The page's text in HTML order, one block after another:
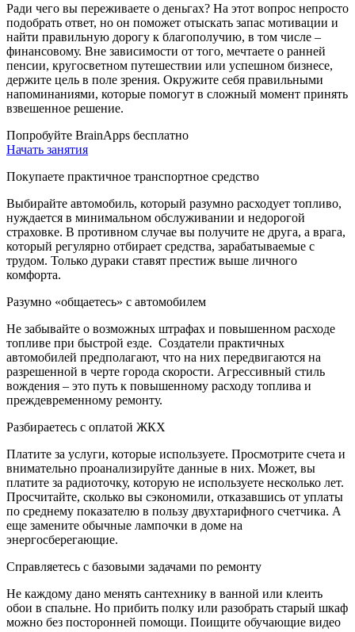
Ради чего вы переживаете о деньгах? На этот вопрос непросто
подобрать ответ, но он поможет отыскать запас мотивации и
найти правильную дорогу к благополучию, в том числе –
финансовому. Вне зависимости от того, мечтаете о ранней
пенсии, кругосветном путешествии или успешном бизнесе,
держите цель в поле зрения. Окружите себя правильными
напоминаниями, которые помогут в сложный момент принять
взвешенное решение.
Попробуйте BrainApps бесплатно
Начать занятия
Покупаете практичное транспортное средство
Выбирайте автомобиль, который разумно расходует топливо,
нуждается в минимальном обслуживании и недорогой
страховке. В противном случае вы получите не друга, а врага,
который регулярно отбирает средства, зарабатываемые с
трудом. Только дураки ставят престиж выше личного
комфорта.
Разумно «общаетесь» с автомобилем
Не забывайте о возможных штрафах и повышенном расходе
топливе при быстрой езде. Создатели практичных
автомобилей предполагают, что на них передвигаются на
разрешенной в черте города скорости. Агрессивный стиль
вождения – это путь к повышенному расходу топлива и
преждевременному ремонту.
Разбираетесь с оплатой ЖКХ
Платите за услуги, которые используете. Просмотрите счета и
внимательно проанализируйте данные в них. Может, вы
платите за радиоточку, которую не используете несколько лет.
Просчитайте, сколько вы сэкономили, отказавшись от уплаты
по среднему показателю в пользу двухтарифного счетчика. А
еще замените обычные лампочки в доме на
энергосберегающие.
Справляетесь с базовыми задачами по ремонту
Не каждому дано менять сантехнику в ванной или клеить
обои в спальне. Но прибить полку или разобрать старый шкаф
можно без посторонней помощи. Поищите обучающие видео